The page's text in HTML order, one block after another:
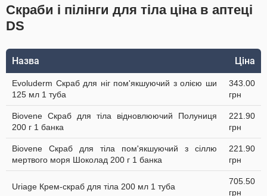
Скраби і пілінги для тіла ціна в аптеці
DS
Назва Ціна
Evoluderm Скраб для ніг пом'якшуючий з олією ши
125 мл 1 туба
343.00
грн
Biovene Скраб для тіла відновлюючий Полуниця
200 г 1 банка
221.90
грн
Biovene Скраб для тіла пом'якшуючий з сіллю
мертвого моря Шоколад 200 г 1 банка
221.90
грн
Uriage Крем-скраб для тіла 200 мл 1 туба
705.50
грн